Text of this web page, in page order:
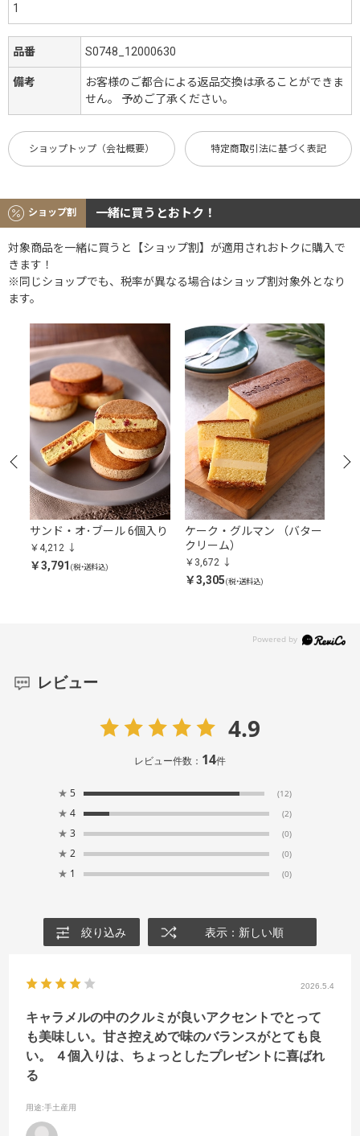
1
品番 S0748_12000630
備考
お客様のご都合による返品交換は承ることができま
せん。 予めご了承ください。
ショップトップ（会社概要） 特定商取引法に基づく表記
ショップ割 一緒に買うとおトク！
対象商品を一緒に買うと【ショップ割】が適用されおトクに購入で
きます！
※同じショップでも、税率が異なる場合はショップ割対象外となり
ます。
サンド・オ･ブール 6個入り
￥4,212
￥3,791 (税・送料込)
ケーク・グルマン （バター
クリーム）
￥3,672
￥3,305(税・送料込)
レビュー
4.9
レビュー件数： 14件
★ 5 (12)
★ 4 (2)
★ 3 (0)
★ 2 (0)
★ 1 (0)
絞り込み 表示：新しい順
2026.5.4
キャラメルの中のクルミが良いアクセントでとって
も美味しい。甘さ控えめで味のバランスがとても良
い。 ４個入りは、ちょっとしたプレゼントに喜ばれ
る
用途:手土産用